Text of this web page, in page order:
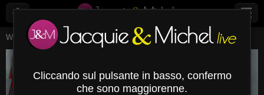
Webcam Live Giovani Donne Gloriaupperlove
Disconnesso
Cliccando sul pulsante in basso, confermo
che sono maggiorenne.